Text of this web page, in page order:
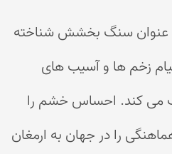
عنوان سنگ بخشش شناخته
زخم ها و آسیب های
می کند. احساس خشم را
را در جهان به ارمغان